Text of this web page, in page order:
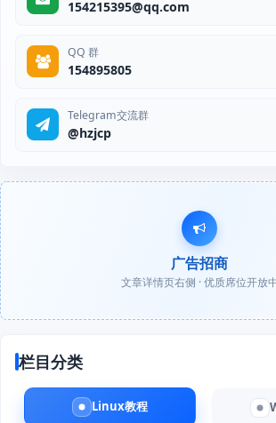
154215395@qq.com
QQ 群
154895805
Telegram交流群
@hzjcp
广告招商
文章详情页右侧 · 优质席位开放
栏目分类
Linux教程